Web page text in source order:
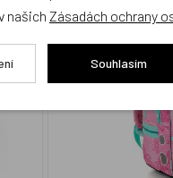
našich Zásadách ochrany
Souhlasím